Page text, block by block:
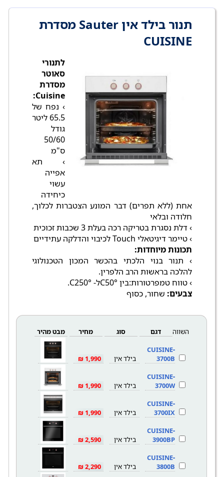
תנור בילד אין Sauter מסדרת
CUISINE
לתנורי
סאוטר
מסדרת
Cuisine:
› נפח של
65.5 ליטר
גודל
50/60
ס"מ
› תא
אפייה
עשוי
כיחידה
אחת (ללא תפרים) דבר המונע הצטברות לכלוך,
חלודה ובלאי
› דלת נסגרת בטריקה רכה בעלת 3 שכבות זכוכית
› טיימר דיגיטאלי Touch לכיבוי והדלקה עתידיים
תכונות מיוחדות:
› תנור בנוי הלכתי בהכשר המכון הטכנולוגי
להלכה בראשות הרב הלפרין.
› טווח טמפרטורות:בין °C50ל- °C250.
צבעים: שחור, כסוף
השווה דגם סוג מחיר
מבט מהיר
CUISINE-
3700B
בילד אין
1,990 ₪
CUISINE-
3700W
בילד אין
1,990 ₪
CUISINE-
3700IX
בילד אין
1,990 ₪
CUISINE-
3900BP
בילד אין
2,590 ₪
CUISINE-
3800B
בילד אין
2,290 ₪